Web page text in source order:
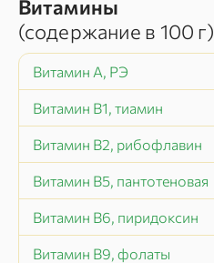
Витамины
(содержание в 100 г)
Витамин А, РЭ
Витамин В1, тиамин
Витамин В2, рибофлавин
Витамин В5, пантотеновая
Витамин В6, пиридоксин
Витамин В9, фолаты